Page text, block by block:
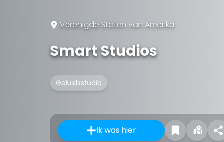
Verenigde Staten van Amerika
Smart Studios
Geluidsstudio
Ik was hier